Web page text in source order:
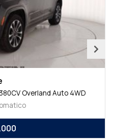
Overland Auto 4WD